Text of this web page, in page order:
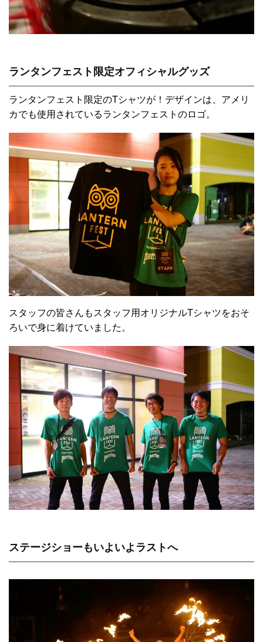
ランタンフェスト限定オフィシャルグッズ
ランタンフェスト限定のTシャツが！デザインは、アメリ
カでも使用されているランタンフェストのロゴ。
スタッフの皆さんもスタッフ用オリジナルTシャツをおそ
ろいで身に着けていました。
ステージショーもいよいよラストへ